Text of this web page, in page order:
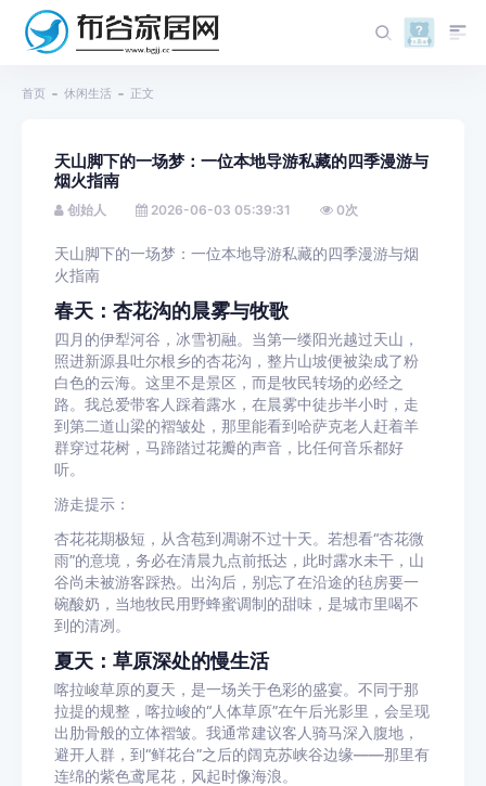
首页 休闲生活 正文
天山脚下的一场梦：一位本地导游私藏的四季漫游与
烟火指南
创始人 2026-06-03 05:39:31 0次
天山脚下的一场梦：一位本地导游私藏的四季漫游与烟
火指南
春天：杏花沟的晨雾与牧歌
四月的伊犁河谷，冰雪初融。当第一缕阳光越过天山，
照进新源县吐尔根乡的杏花沟，整片山坡便被染成了粉
白色的云海。这里不是景区，而是牧民转场的必经之
路。我总爱带客人踩着露水，在晨雾中徒步半小时，走
到第二道山梁的褶皱处，那里能看到哈萨克老人赶着羊
群穿过花树，马蹄踏过花瓣的声音，比任何音乐都好
听。
游走提示：
杏花花期极短，从含苞到凋谢不过十天。若想看“杏花微
雨”的意境，务必在清晨九点前抵达，此时露水未干，山
谷尚未被游客踩热。出沟后，别忘了在沿途的毡房要一
碗酸奶，当地牧民用野蜂蜜调制的甜味，是城市里喝不
到的清冽。
夏天：草原深处的慢生活
喀拉峻草原的夏天，是一场关于色彩的盛宴。不同于那
拉提的规整，喀拉峻的“人体草原”在午后光影里，会呈现
出肋骨般的立体褶皱。我通常建议客人骑马深入腹地，
避开人群，到“鲜花台”之后的阔克苏峡谷边缘——那里有
连绵的紫色鸢尾花，风起时像海浪。